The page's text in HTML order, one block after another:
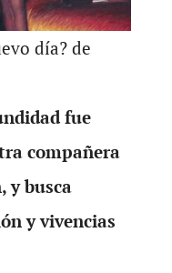
día? de
fue
compañera
y busca
y vivencias